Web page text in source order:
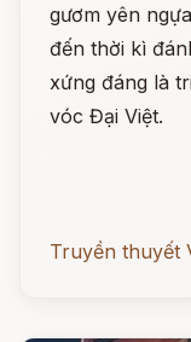
gươm yên
đến thời kì
xứng đáng là
vóc Đại Việt.
Truyền thuyết